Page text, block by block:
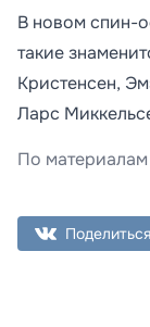
В новом спин-
такие
Кристенсен,
Ларс
По материалам
Поделиться